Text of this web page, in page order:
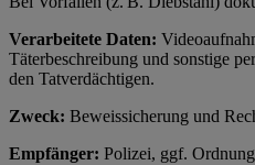
Verarbeitete Daten:
Täterbeschreibung und sonstige
den Tatverdächtigen.
Zweck: Beweissicherung und
Empfänger: Polizei, ggf.